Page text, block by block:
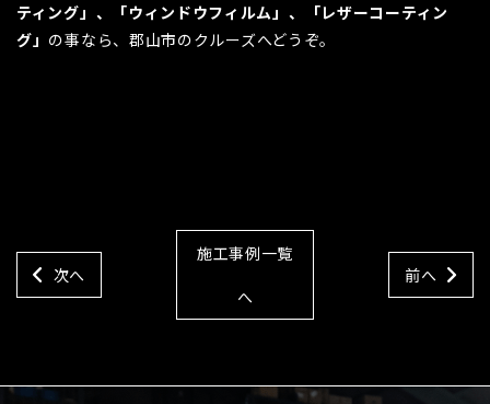
ティング」、「ウィンドウフィルム」、「レザーコーティン
グ」 の事なら、郡山市のクルーズへどうぞ。
次へ
施工事例一覧
へ
前へ